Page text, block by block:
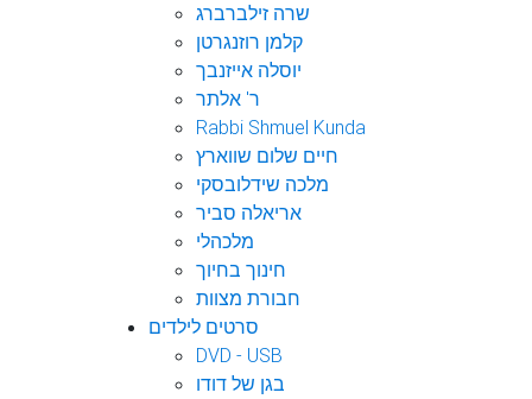
שרה זילברברג
קלמן רוזנגרטן
יוסלה אייזנבך
ר' אלתר
Rabbi Shmuel Kunda
חיים שלום שווארץ
מלכה שידלובסקי
אריאלה סביר
מלכהלי
חינוך בחיוך
חבורת מצוות
סרטים לילדים
DVD - USB
בגן של דודו